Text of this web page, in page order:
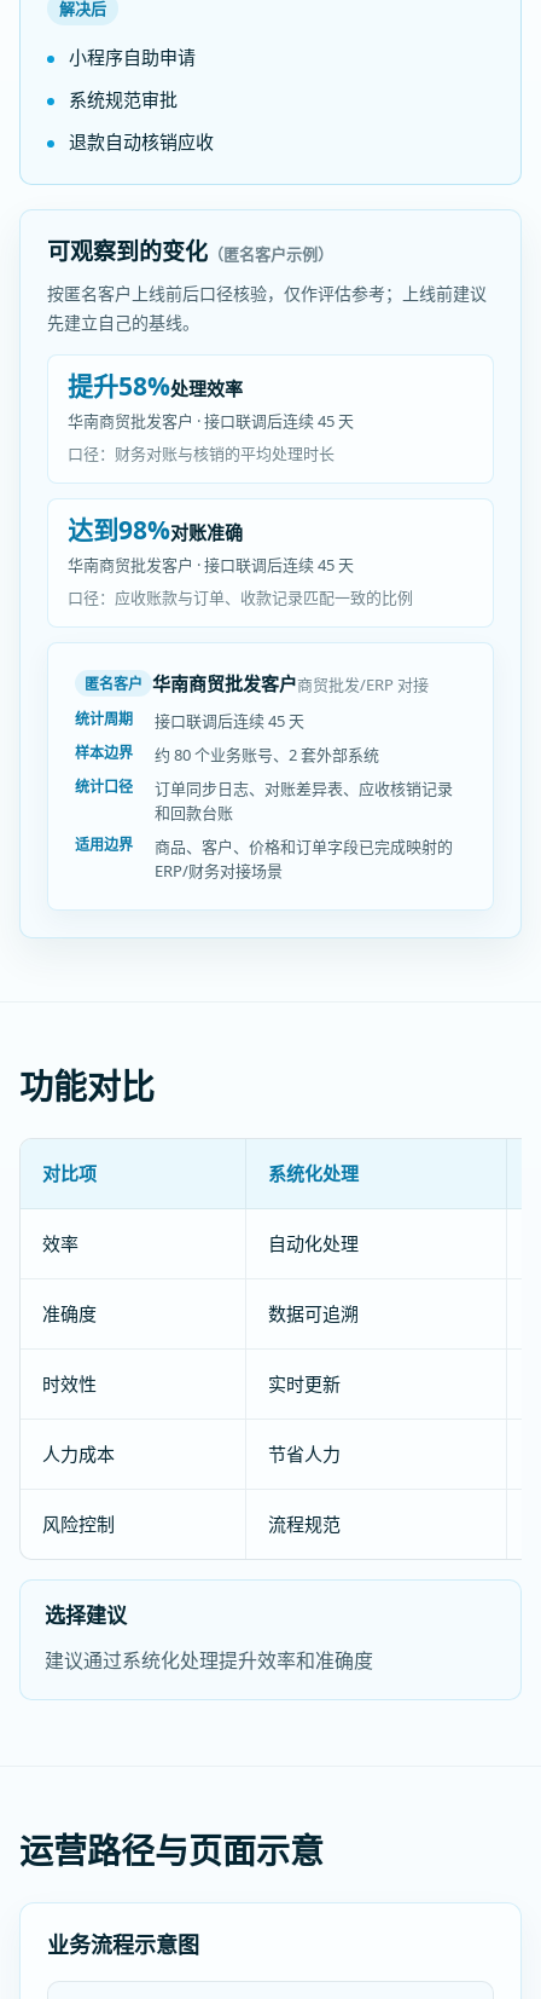
解决后
小程序自助申请
系统规范审批
退款自动核销应收
可观察到的变化 （匿名客户示例）
按匿名客户上线前后口径核验，仅作评估参考；上线前建议
先建立自己的基线。
提升58%处理效率
华南商贸批发客户 · 接口联调后连续 45 天
口径：财务对账与核销的平均处理时长
达到98%对账准确
华南商贸批发客户 · 接口联调后连续 45 天
口径：应收账款与订单、收款记录匹配一致的比例
匿名客户 华南商贸批发客户商贸批发/ERP 对接
统计周期 接口联调后连续 45 天
样本边界 约 80 个业务账号、2 套外部系统
统计口径
订单同步日志、对账差异表、应收核销记录
和回款台账
适用边界
商品、客户、价格和订单字段已完成映射的
ERP/财务对接场景
功能对比
对比项 系统化处理
效率 自动化处理
准确度 数据可追溯
时效性 实时更新
人力成本 节省人力
风险控制 流程规范
选择建议
建议通过系统化处理提升效率和准确度
运营路径与页面示意
业务流程示意图